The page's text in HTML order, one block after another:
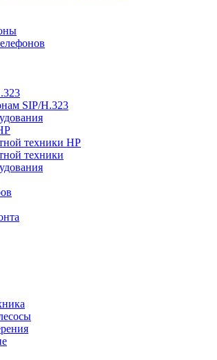
SIP/H.323
техники HP
техники